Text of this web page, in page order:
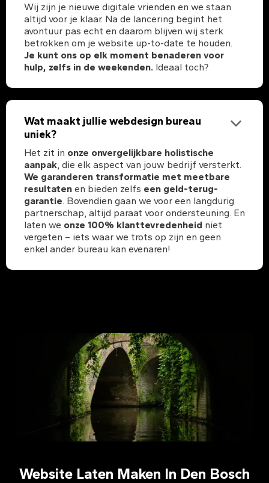
Wij zijn je nieuwe digitale vrienden en we staan
altijd voor je klaar. Na de lancering begint het
avontuur pas echt en daarom blijven wij sterk
betrokken om je website up-to-date te houden.
Je kunt ons op elk moment benaderen voor
hulp, zelfs in de weekenden. Ideaal toch?
Wat maakt jullie webdesign bureau
uniek?
Het zit in onze onvergelijkbare holistische
aanpak, die elk aspect van jouw bedrijf versterkt.
We garanderen transformatie met meetbare
resultaten en bieden zelfs een geld-terug-
garantie. Bovendien gaan we voor een langdurig
partnerschap, altijd paraat voor ondersteuning. En
laten we onze 100% klanttevredenheid niet
vergeten – iets waar we trots op zijn en geen
enkel ander bureau kan evenaren!
Website Laten Maken In Den Bosch